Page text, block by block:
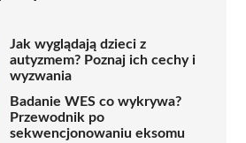
Jak wyglądają dzieci z
autyzmem? Poznaj ich cechy i
wyzwania
Badanie WES co wykrywa?
Przewodnik po
sekwencjonowaniu eksomu